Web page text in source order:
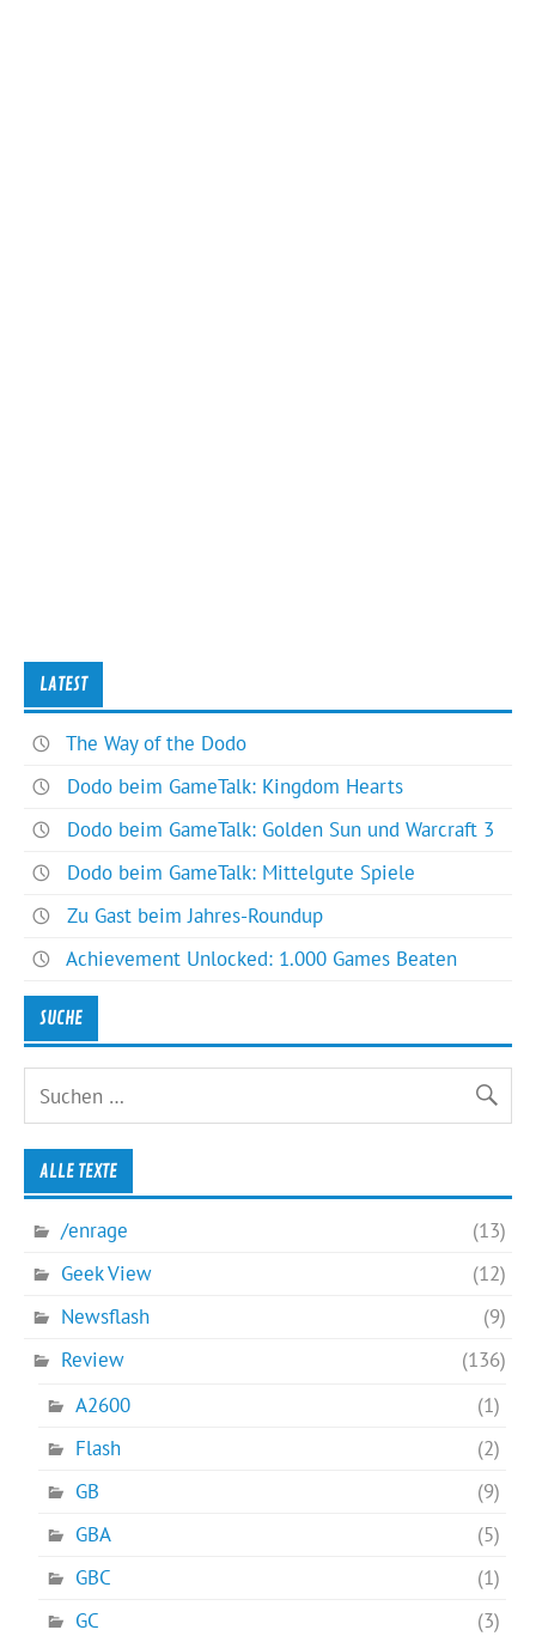
LATEST
The Way of the Dodo
Dodo beim GameTalk: Kingdom Hearts
Dodo beim GameTalk: Golden Sun und Warcraft 3
Dodo beim GameTalk: Mittelgute Spiele
Zu Gast beim Jahres-Roundup
Achievement Unlocked: 1.000 Games Beaten
SUCHE
ALLE TEXTE
/enrage
(13)
Geek View
(12)
Newsflash
(9)
Review
(136)
A2600
(1)
Flash
(2)
GB
(9)
GBA
(5)
GBC
(1)
GC
(3)